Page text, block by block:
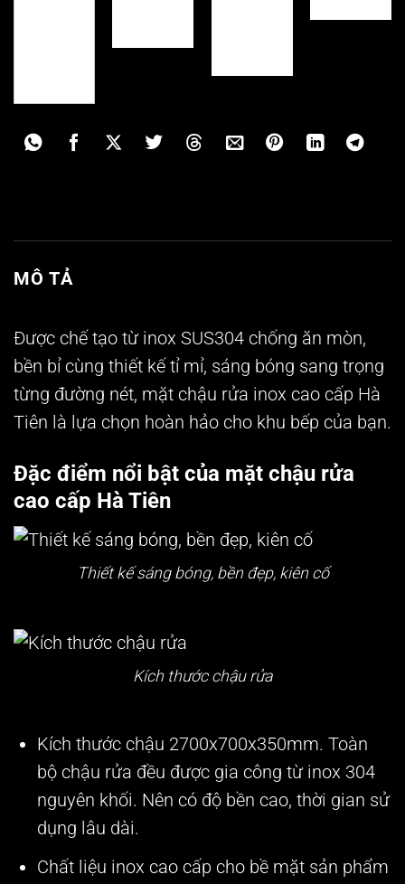
MÔ TẢ
Được chế tạo từ inox SUS304 chống ăn mòn,
bền bỉ cùng thiết kế tỉ mỉ, sáng bóng sang trọng
từng đường nét, mặt chậu rửa inox cao cấp Hà
Tiên là lựa chọn hoàn hảo cho khu bếp của bạn.
Đặc điểm nổi bật của mặt chậu rửa
cao cấp Hà Tiên
Thiết kế sáng bóng, bền đẹp, kiên cố
Kích thước chậu rửa
Kích thước chậu 2700x700x350mm. Toàn
bộ chậu rửa đều được gia công từ inox 304
nguyên khối. Nên có độ bền cao, thời gian sử
dụng lâu dài.
Chất liệu inox cao cấp cho bề mặt sản phẩm